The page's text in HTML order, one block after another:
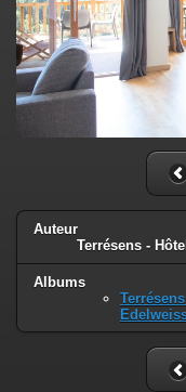
Auteur
Terrésens -
Albums